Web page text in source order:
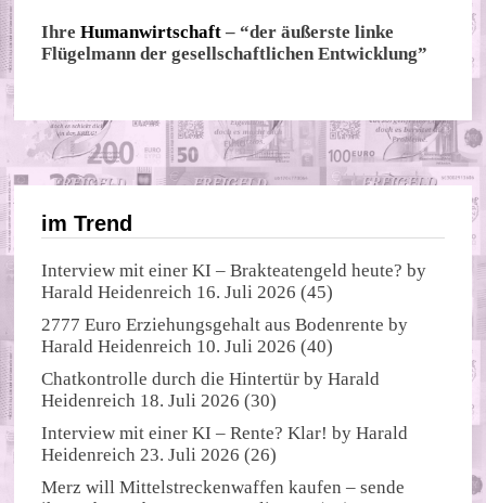
IhreHumanwirtschaft – “der äußerste linke
Flügelmann der gesellschaftlichen Entwicklung”
im Trend
Interview mit einer KI – Brakteatengeld heute? by
Harald Heidenreich 16. Juli 2026 (45)
2777 Euro Erziehungsgehalt aus Bodenrente by
Harald Heidenreich 10. Juli 2026 (40)
Chatkontrolle durch die Hintertür byHarald
Heidenreich 18. Juli 2026 (30)
Interview mit einer KI – Rente? Klar! byHarald
Heidenreich 23. Juli 2026 (26)
Merz will Mittelstreckenwaffen kaufen – sende